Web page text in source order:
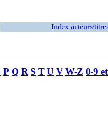
Index auteurs/
P Q R S T U V W-Z 0-9